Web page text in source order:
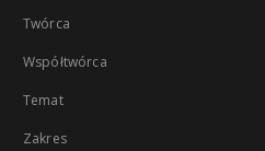
Twórca
Współtwórca
Temat
Zakres